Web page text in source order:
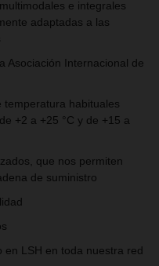
e integrales
adaptadas a las
Asociación Internacional de
temperatura habituales
+2 a +25 °C y de +15 a
que nos permiten
de suministro
en LSH en toda nuestra red